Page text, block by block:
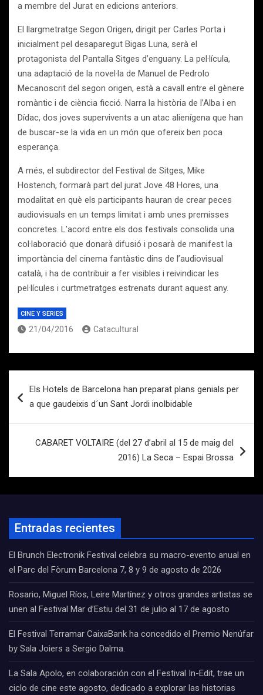
a membre del Jurat en edicions anteriors.
El llargmetratge Segon Origen, dirigit per Carles Porta i
inicialment pel desaparegut Bigas Luna, serà el
protagonista del Pantalla Sitges d’enguany. La pel·lícula,
una adaptació de la novel·la de Manuel de Pedrolo
Mecanoscrit del segon origen, està a cavall entre el gènere
romàntic i de ciència ficció. Narra la història de l’Alba i en
Dídac, dos joves supervivents a un atac alienígena que han
de buscar-se la vida en un món que ofereix ben poca
esperança.
A més, el subdirector del Festival de Sitges, Mike
Hostench, formarà part del jurat Jove 48 Hores, una
modalitat en què els participants hauran de crear peces
audiovisuals en un temps limitat i amb unes premisses
concretes. L’acord entre els dos festivals consolida una
col·laboració que donarà difusió i posarà de manifest la
importància del cinema fantàstic dins de l’audiovisual
català, i ha de contribuir a fer visibles i reivindicar les
pel·lícules i curtmetratges estrenats durant aquest any.
CINE Y SERIES
21/04/2016 Catacultural
de
Els Hotels de Barcelona han preparat plans genials per
a que gaudeixis d´un Sant Jordi inolbidable
CABARET VOLTAIRE (del 27 d’abril al 15 de maig del
2016) La Seca – Espai Brossa
Entradas recientes
El Brunch Electronik Festival celebra su macro-evento anual en
el Parc del Fòrum Barcelona 7, 8 y 9 de agosto de 2026
Rosario, Miguel Ríos, Leire Martínez y otros grandes artistas se
unen al Festival Mar d’Estiu del 31 de julio al 17 de agosto
El Festival Terramar CaixaBank ha concedido el Premio Nenúfar
by Sala Joiers a Sergio Dalma.
La Sala Apolo, en colaboración con el Festival In-Edit, trae un
ciclo de cine este agosto, dedicado a explorar las historias